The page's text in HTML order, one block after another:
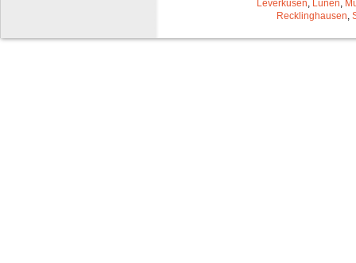
Leverkusen, Lünen,
Recklinghausen,